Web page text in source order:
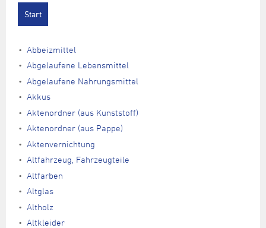
Abbeizmittel
Abgelaufene Lebensmittel
Abgelaufene Nahrungsmittel
Akkus
Aktenordner (aus Kunststoff)
Aktenordner (aus Pappe)
Aktenvernichtung
Altfahrzeug, Fahrzeugteile
Altfarben
Altglas
Altholz
Altkleider